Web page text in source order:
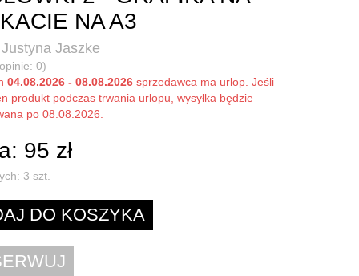
NA A3
Jaszke
0)
04.08.2026 - 08.08.2026 sprzedawca ma urlop. Jeśli
produkt podczas trwania urlopu, wysyłka będzie
po 08.08.2026.
95 zł
3 szt.